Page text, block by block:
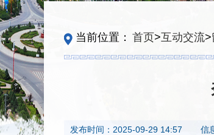
当前位置： 首页>互动交流>
发布时间： 2025-09-29 14:57 信